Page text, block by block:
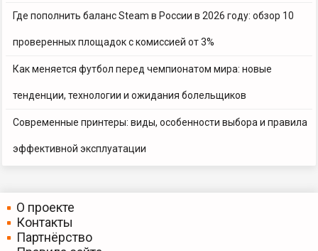
Где пополнить баланс Steam в России в 2026 году: обзор 10
проверенных площадок с комиссией от 3%
Как меняется футбол перед чемпионатом мира: новые
тенденции, технологии и ожидания болельщиков
Современные принтеры: виды, особенности выбора и правила
эффективной эксплуатации
О проекте
Контакты
Партнёрство